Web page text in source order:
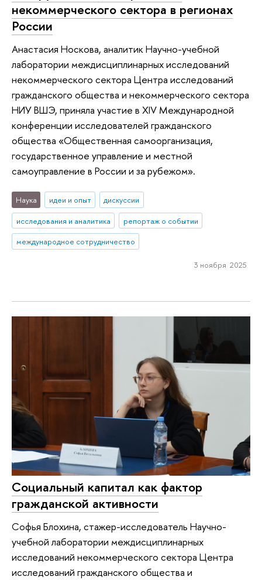
некоммерческого сектора в регионах
России
Анастасия Носкова, аналитик Научно-учебной
лаборатории междисциплинарных исследований
некоммерческого сектора Центра исследований
гражданского общества и некоммерческого сектора
НИУ ВШЭ, приняла участие в XIV Международной
конференции исследователей гражданского
общества «Общественная самоорганизация,
государственное управление и местной
самоуправление в России и за рубежом».
Наука идеи и опыт
дискуссии
исследования и аналитика
репортаж о событии
международное сотрудничество
3 ноября 2025
Социальный капитал как фактор
гражданской активности
Софья Блохина, стажер-исследователь Научно-
учебной лаборатории междисциплинарных
исследований некоммерческого сектора Центра
исследований гражданского общества и